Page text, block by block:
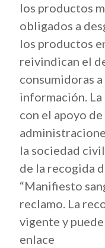
los productos
obligados a
los productos
reivindican el
consumidoras
información.
con el apoyo
la sociedad
de la recogida
“Manifiesto
reclamo. La
vigente y
enlace